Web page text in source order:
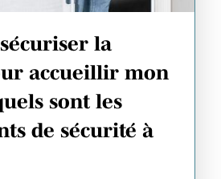
la
accueillir mon
sont les
de sécurité à